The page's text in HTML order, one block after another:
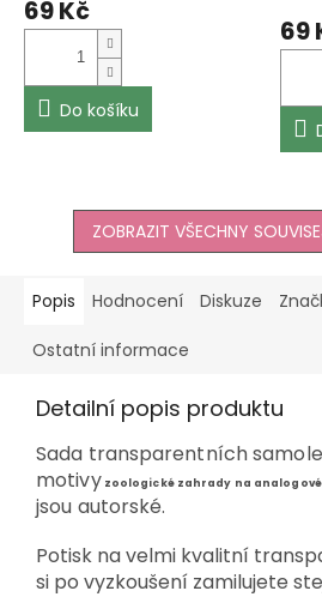
produktu
z
hvězdiček.
69 Kč
Do košíku
69
ZOBRAZIT VŠECHNY
Popis Hodnocení Diskuze
Ostatní informace
Detailní popis produktu
Sada transparentních
motivyzoologické zahrady na
jsou autorské.
Potisk na velmi kvalitní
si po vyzkoušení zamilujete